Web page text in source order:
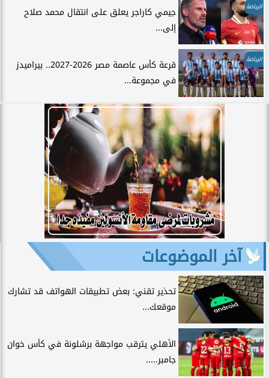
الرياضة
جيمي كاراجر يعلق على انتقال محمد صلاح
إلى...
الرياضة
قرعة كأس عاصمة مصر 2026-2027.. بيراميدز
في مجموعة...
آخر الموضوعات
تحذير تقني: بعض تطبيقات الهواتف قد تشارك
موقعك...
الأهلي يترقب مواجهة برشلونة في كأس خوان
جامبر.....